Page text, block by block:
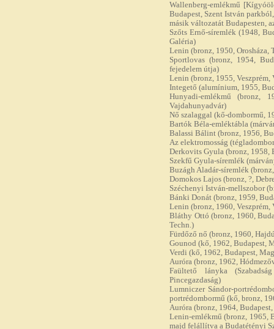
Wallenberg-emlékmű
Budapest, Szent István
másik változatát Budapesten,
Szőts Ernő-síremlék (1948,
Galéria)
Lenin (bronz, 1950, Orosháza,
Sportlovas (bronz, 1954,
fejedelem útja)
Lenin (bronz, 1955, Veszprém,
Integető (alumínium, 1955,
Hunyadi-emlékmű (bronz,
Vajdahunyadvár)
Nő szalaggal (kő-dombormű,
Bartók Béla-emléktábla
Balassi Bálint (bronz, 1956,
Az elektromosság
Derkovits Gyula (bronz, 1958,
Szekfű Gyula-síremlék
Buzágh Aladár-síremlék
Domokos Lajos (bronz, ?,
Széchenyi István-mellszobor
Bánki Donát (bronz, 1959,
Lenin (bronz, 1960, Veszprém,
Bláthy Ottó (bronz, 1960,
Techn.)
Fürdőző nő (bronz, 1960,
Gounod (kő, 1962, Budapest,
Verdi (kő, 1962, Budapest,
Auróra (bronz, 1962,
Faültető lányka
Pincegazdaság)
Lumniczer Sándor-
portrédombormű (kő, bronz,
Auróra (bronz, 1964,
Lenin-emlékmű (bronz, 1965,
majd felállítva a Budatétényi